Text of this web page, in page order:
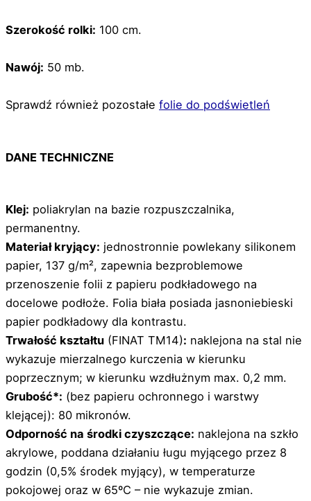
Szerokość rolki: 100 cm.
Nawój: 50 mb.
Sprawdź również pozostałe folie do podświetleń
DANE TECHNICZNE
Klej: poliakrylan na bazie rozpuszczalnika,
permanentny.
Materiał kryjący: jednostronnie powlekany silikonem
papier, 137 g/m², zapewnia bezproblemowe
przenoszenie folii z papieru podkładowego na
docelowe podłoże. Folia biała posiada jasnoniebieski
papier podkładowy dla kontrastu.
Trwałość kształtu (FINAT TM14): naklejona na stal nie
wykazuje mierzalnego kurczenia w kierunku
poprzecznym; w kierunku wzdłużnym max. 0,2 mm.
Grubość*: (bez papieru ochronnego i warstwy
klejącej): 80 mikronów.
Odporność na środki czyszczące: naklejona na szkło
akrylowe, poddana działaniu ługu myjącego przez 8
godzin (0,5% środek myjący), w temperaturze
pokojowej oraz w 65ºC – nie wykazuje zmian.